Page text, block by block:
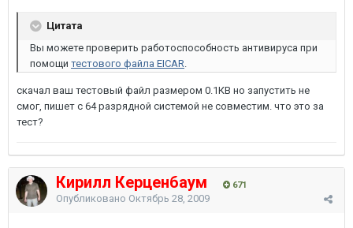
Цитата
Вы можете проверить работоспособность антивируса при
помощи тестового файла EICAR.
скачал ваш тестовый файл размером 0.1КВ но запустить не
смог, пишет с 64 разрядной системой не совместим. что это за
тест?
Кирилл Керценбаум 671
Опубликовано Октябрь 28, 2009